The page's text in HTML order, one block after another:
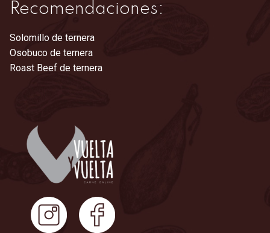
Recomendaciones:
Solomillo de ternera
Osobuco de ternera
Roast Beef de ternera